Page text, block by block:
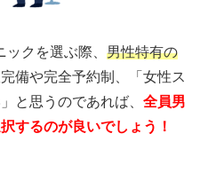
クを選ぶ際、 男性特有の
備や完全予約制、「女性ス
と思うのであれば、 全員男
するのが良いでしょう！